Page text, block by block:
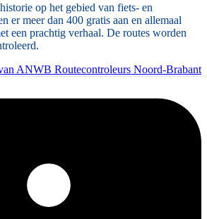
op het gebied van fiets- en
er meer dan 400 gratis aan en allemaal
een prachtig verhaal. De routes worden
ANWB Routecontroleurs Noord-Brabant